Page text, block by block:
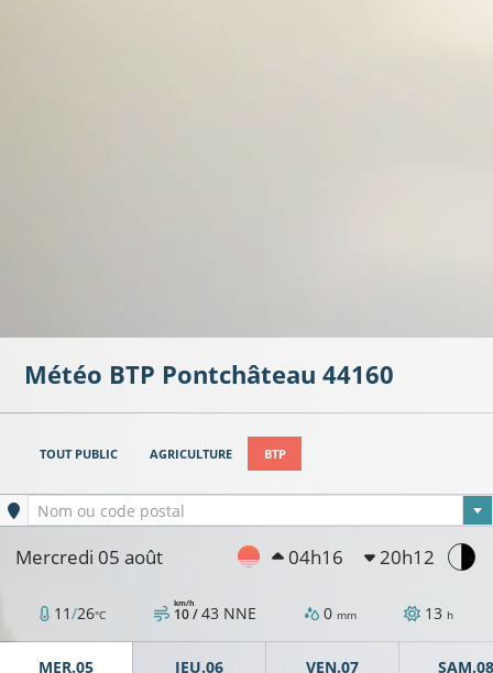
Météo BTP Pontchâteau 44160
TOUT PUBLIC AGRICULTURE BTP
Ville sélectionnée
Nom ou code postal
Mercredi 05 août 04h16 20h12
11/26°C 10 /
km/h 43 NNE 0 mm 13 h
MER.05 JEU.06 VEN.07 SAM.08